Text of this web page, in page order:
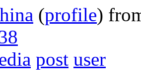
(profile)
post user